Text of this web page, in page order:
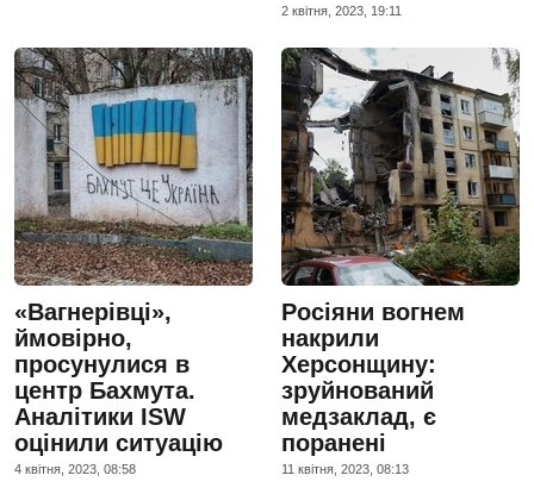
2 квiтня, 2023, 19:11
«Вагнерівці»,
ймовірно,
просунулися в
центр Бахмута.
Аналітики ISW
оцінили ситуацію
4 квiтня, 2023, 08:58
Росіяни вогнем
накрили
Херсонщину:
зруйнований
медзаклад, є
поранені
11 квiтня, 2023, 08:13